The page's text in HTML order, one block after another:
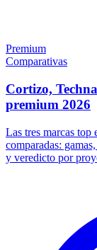
Premium
Comparativas
Cortizo,
premium 2026
Las tres marcas top
comparadas:
y veredicto por